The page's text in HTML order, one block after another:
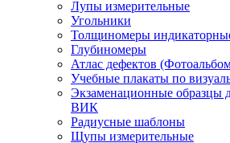
Лупы измерительные
Угольники
Толщиномеры
Глубиномеры
Атлас дефектов
Учебные плакаты по
Экзаменационные образцы
ВИК
Радиусные шаблоны
Щупы измерительные